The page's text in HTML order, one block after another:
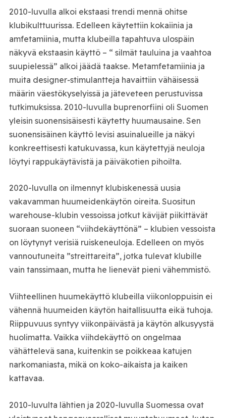
2010-luvulla alkoi ekstaasi trendi mennä ohitse
klubikulttuurissa. Edelleen käytettiin kokaiinia ja
amfetamiinia, mutta klubeilla tapahtuva ulospäin
näkyvä ekstaasin käyttö – “ silmät tauluina ja vaahtoa
suupielessä” alkoi jäädä taakse. Metamfetamiinia ja
muita designer‑stimulantteja havaittiin vähäisessä
määrin väestökyselyissä ja jäteveteen perustuvissa
tutkimuksissa. 2010-luvulla buprenorfiini oli Suomen
yleisin suonensisäisesti käytetty huumausaine. Sen
suonensisäinen käyttö levisi asuinalueille ja näkyi
konkreettisesti katukuvassa, kun käytettyjä neuloja
löytyi rappukäytävistä ja päiväkotien pihoilta.
2020-luvulla on ilmennyt klubiskenessä uusia
vakavamman huumeidenkäytön oireita. Suositun
warehouse-klubin vessoissa jotkut kävijät piikittävät
suoraan suoneen “viihdekäyttönä” – klubien vessoista
on löytynyt verisiä ruiskeneuloja. Edelleen on myös
vannoutuneita ”streittareita”, jotka tulevat klubille
vain tanssimaan, mutta he lienevät pieni vähemmistö.
Viihteellinen huumekäyttö klubeilla viikonloppuisin ei
vähennä huumeiden käytön haitallisuutta eikä tuhoja.
Riippuvuus syntyy viikonpäivästä ja käytön alkusyystä
huolimatta. Vaikka viihdekäyttö on ongelmaa
vähättelevä sana, kuitenkin se poikkeaa katujen
narkomaniasta, mikä on koko-aikaista ja kaiken
kattavaa.
2010-luvulta lähtien ja 2020-luvulla Suomessa ovat